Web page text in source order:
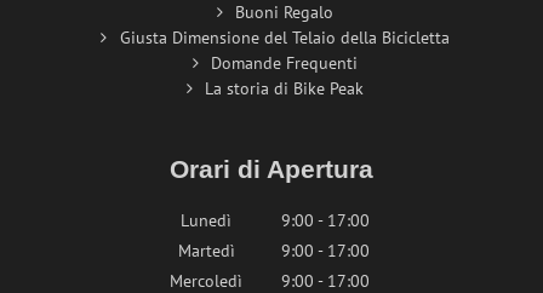
Buoni Regalo
Giusta Dimensione del Telaio della Bicicletta
Domande Frequenti
La storia di Bike Peak
Orari di Apertura
Lunedì
9:00 - 17:00
Martedì
9:00 - 17:00
Mercoledì
9:00 - 17:00